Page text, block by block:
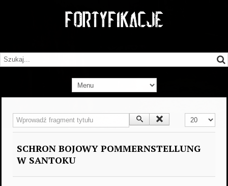
Wprowadź fragment tytułu Pokaż #
SCHRON BOJOWY POMMERNSTELLUNG
W SANTOKU